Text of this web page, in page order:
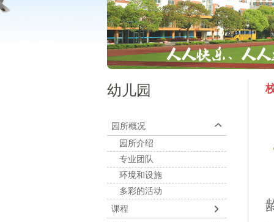
幼儿园
园所概况
园所介绍
专业团队
环境和设施
多彩的活动
课程